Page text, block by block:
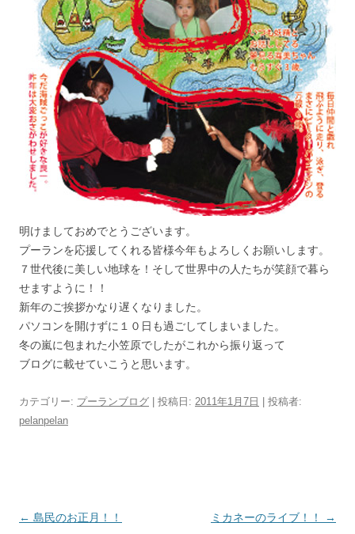
明けましておめでとうございます。
プーランを応援してくれる皆様今年もよろしくお願いします。
７世代後に美しい地球を！そして世界中の人たちが笑顔で暮ら
せますように！！
新年のご挨拶かなり遅くなりました。
パソコンを開けずに１０日も過ごしてしまいました。
冬の嵐に包まれた小笠原でしたがこれから振り返って
ブログに載せていこうと思います。
カテゴリー: プーランブログ | 投稿日: 2011年1月7日
投稿者:
pelanpelan
投稿ナビゲーション
← 島民のお正月！！ ミカネーのライブ！！ →